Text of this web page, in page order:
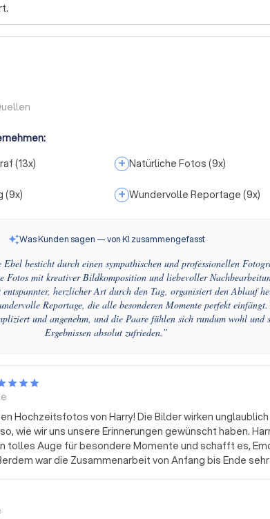
(13x) + Natürliche Fotos (9x)
(9x) + Wundervolle Reportage (9x)
Was Kunden sagen — von KI zusammengefasst
Ebel besticht durch einen sympathischen und professionellen
Fotos mit kreativer Bildkomposition und liebevoller
herzlicher Art durch den Tag, organisiert den Ablauf
Reportage, die alle besonderen Momente perfekt
und angenehm, und die Paare fühlen sich rundum wohl und
Ergebnissen absolut zufrieden.”
Hochzeitsfotos von Harry! Die Bilder wirken
wie wir uns unsere Erinnerungen gewünscht haben.
tolles Auge für besondere Momente und schafft es,
war die Zusammenarbeit von Anfang bis Ende
als Hochzeitsfotografen absolut weiterempfehlen!